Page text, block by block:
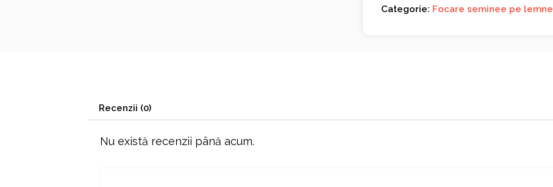
Categorie: Focare seminee pe lemne
Recenzii (0)
Nu există recenzii până acum.